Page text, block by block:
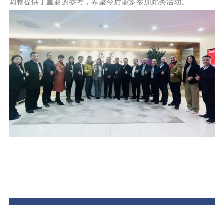
调整提供了重要的参考，希望今后能多参加此类活动。